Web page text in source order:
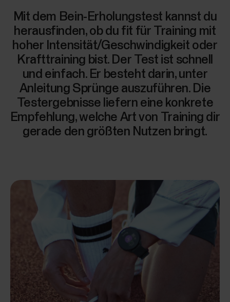
Mit dem Bein-Erholungstest kannst du
herausfinden, ob du fit für Training mit
hoher Intensität/Geschwindigkeit oder
Krafttraining bist. Der Test ist schnell
und einfach. Er besteht darin, unter
Anleitung Sprünge auszuführen. Die
Testergebnisse liefern eine konkrete
Empfehlung, welche Art von Training dir
gerade den größten Nutzen bringt.